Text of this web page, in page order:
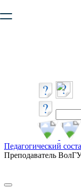
безопасную работу с
Педагогический
Преподаватель